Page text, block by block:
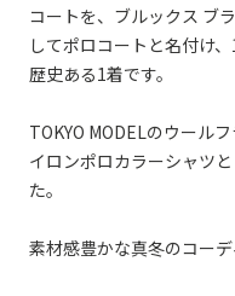
コートを、ブルックス ブ
してポロコートと名付け
歴史ある1着です。
TOKYO MODELのウール
イロンポロカラーシャツ
た。
素材感豊かな真冬のコー